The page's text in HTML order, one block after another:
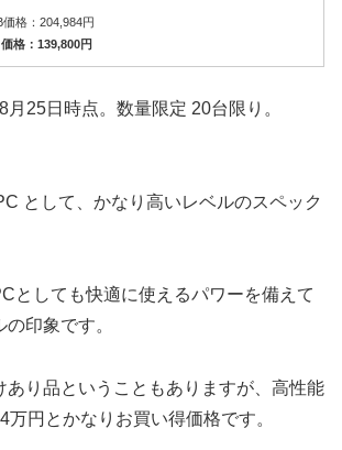
価格：204,984円
格：139,800円
25日時点。数量限定 20台限り。
として、かなり高いレベルのスペック
としても快適に使えるパワーを備えて
印象です。
あり品ということもありますが、高性能
万円とかなりお買い得価格です。